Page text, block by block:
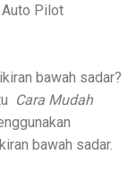
Auto Pilot
bawah sadar?
Cara Mudah
bawah sadar.